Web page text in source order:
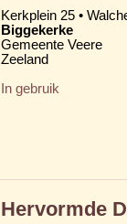
Kerkplein 25 •
Biggekerke
Gemeente Veere
Zeeland
In gebruik
Hervormde